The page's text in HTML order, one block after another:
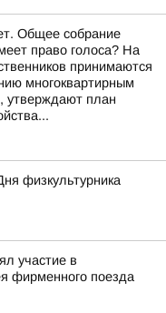
Общее собрание
право голоса? На
принимаются
многоквартирным
план
физкультурника
участие в
фирменного поезда